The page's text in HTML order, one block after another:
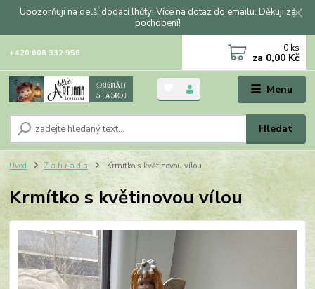
Upozorňuji na delší dodací lhůty! Více na dotaz do emailu. Děkuji za
pochopení!
Menu
Hledat
+420 608 332 958 0 ks
za 0,00 Kč
Úvod Z a h r a d a Krmítko s květinovou vílou
Krmítko s květinovou vílou